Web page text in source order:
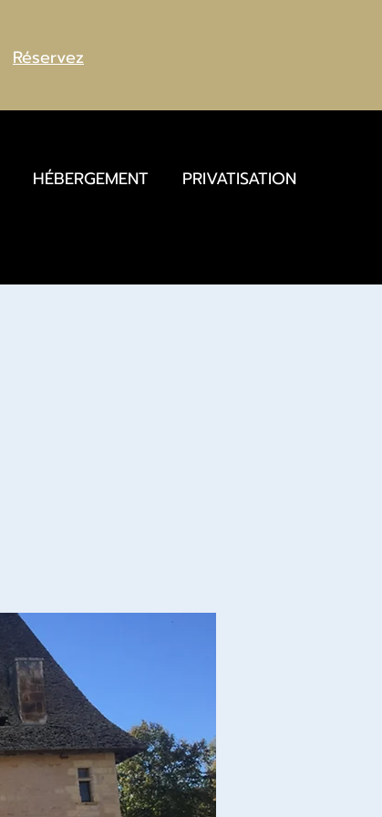
Réservez
HÉBERGEMENT PRIVATISATION